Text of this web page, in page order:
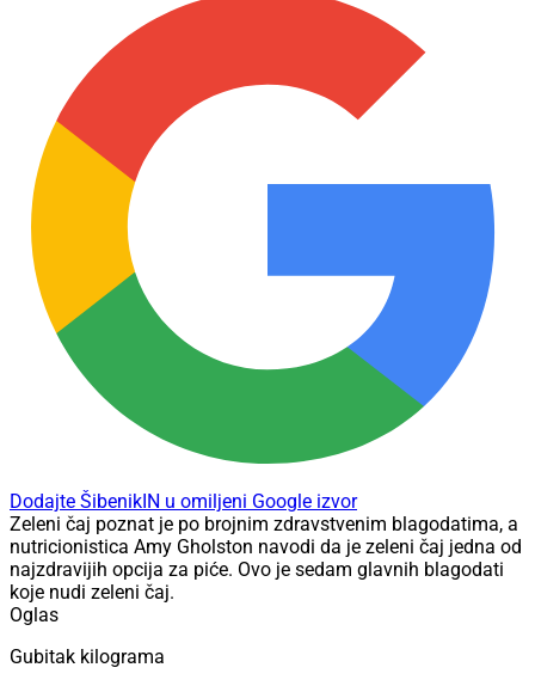
Dodajte ŠibenikIN u omiljeni Google izvor
Zeleni čaj poznat je po brojnim zdravstvenim blagodatima, a
nutricionistica Amy Gholston navodi da je zeleni čaj jedna od
najzdravijih opcija za piće. Ovo je sedam glavnih blagodati
koje nudi zeleni čaj.
Oglas
Gubitak kilograma